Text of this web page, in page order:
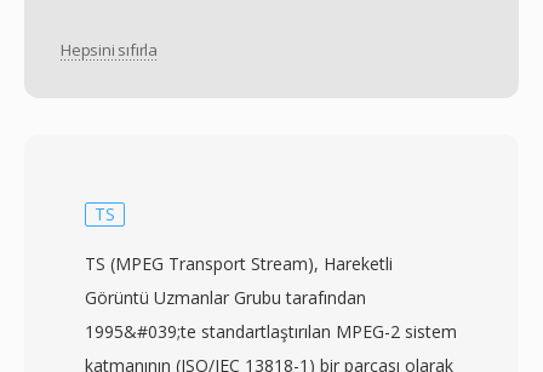
Hepsini sıfırla
TS
TS (MPEG Transport Stream), Hareketli
Görüntü Uzmanlar Grubu tarafından
1995&#039;te standartlaştırılan MPEG-2 sistem
katmanının (ISO/IEC 13818-1) bir parçası olarak